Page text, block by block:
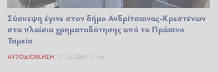
Σύσκεψη έγινε στον δήμο Ανδρίτσαινας-Κρεστένων
στα πλαίσια χρηματοδότησης από το Πράσινο
Ταμείο
ΑΥΤΟΔΙΟΊΚΗΣΗ 17.05.2024 17:56